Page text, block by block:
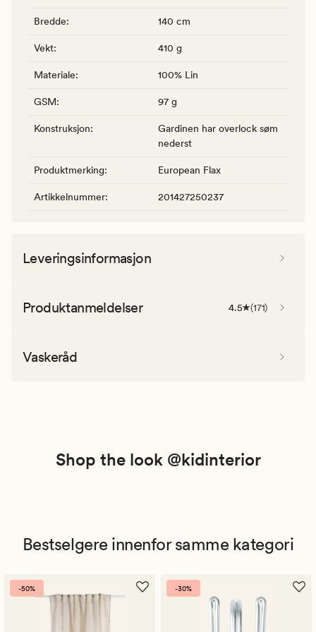
Bredde: 140 cm
Vekt: 410 g
Materiale: 100% Lin
GSM: 97 g
Konstruksjon:
Gardinen har overlock søm
nederst
Produktmerking: European Flax
Artikkelnummer: 201427250237
Leveringsinformasjon
Produktanmeldelser 4.5 (171)
Vaskeråd
Shop the look @kidinterior
Bestselgere innenfor samme kategori
-50% -30%